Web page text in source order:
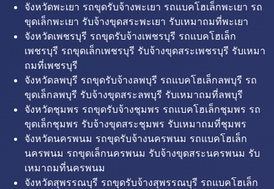
จังหวัดพะเยา รถขุดรับจ้างพะเยา รถแบคโฮเล็กพะเยา รถ
ขุดเล็กพะเยา รับจ้างขุดสระพะเยา รับเหมาถมที่พะเยา
จังหวัดเพชรบุรี รถขุดรับจ้างเพชรบุรี รถแบคโฮเล็ก
เพชรบุรี รถขุดเล็กเพชรบุรี รับจ้างขุดสระเพชรบุรี รับเหมา
ถมที่เพชรบุรี
จังหวัดลพบุรี รถขุดรับจ้างลพบุรี รถแบคโฮเล็กลพบุรี รถ
ขุดเล็กลพบุรี รับจ้างขุดสระลพบุรี รับเหมาถมที่ลพบุรี
จังหวัดชุมพร รถขุดรับจ้างชุมพร รถแบคโฮเล็กชุมพร รถ
ขุดเล็กชุมพร รับจ้างขุดสระชุมพร รับเหมาถมที่ชุมพร
จังหวัดนครพนม รถขุดรับจ้างนครพนม รถแบคโฮเล็ก
นครพนม รถขุดเล็กนครพนม รับจ้างขุดสระนครพนม รับ
เหมาถมที่นครพนม
จังหวัดสุพรรณบุรี รถขุดรับจ้างสุพรรณบุรี รถแบคโฮเล็ก